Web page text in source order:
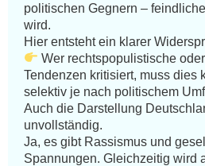
politischen Gegnern –
wird.
Wer rechtspopulistische
Tendenzen kritisiert, muss dies
selektiv je nach politischem
Auch die Darstellung
unvollständig.
Ja, es gibt Rassismus und
Spannungen. Gleichzeitig wird